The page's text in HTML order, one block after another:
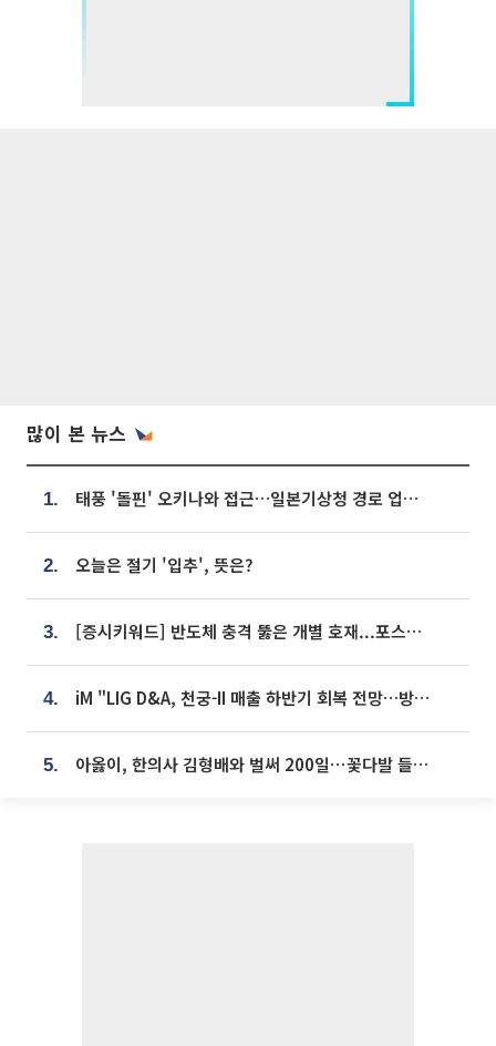
많이 본 뉴스
1. 태풍 '돌핀' 오키나와 접근…일본기상청 경로 업데이트
2. 오늘은 절기 '입추', 뜻은?
3. [증시키워드] 반도체 충격 뚫은 개별 호재...포스코퓨처엠·에코프로·한화솔루션 '눈길'
4. iM "LIG D&A, 천궁-II 매출 하반기 회복 전망…방산 톱픽 유지"
5. 아옳이, 한의사 김형배와 벌써 200일⋯꽃다발 들고 "프러포즈 아냐"